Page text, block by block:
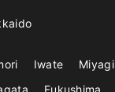
Iwate Miyagi